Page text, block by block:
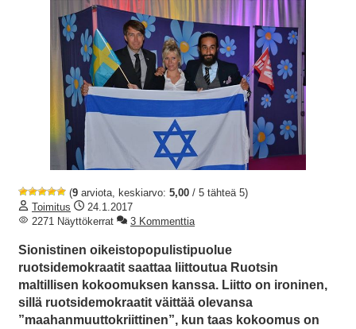
(9 arviota, keskiarvo: 5,00 / 5 tähteä 5)
Toimitus
24.1.2017
2271 Näyttökerrat
3 Kommenttia
Sionistinen oikeistopopulistipuolue
ruotsidemokraatit saattaa liittoutua Ruotsin
maltillisen kokoomuksen kanssa. Liitto on ironinen,
sillä ruotsidemokraatit väittää olevansa
”maahanmuuttokriittinen”, kun taas kokoomus on